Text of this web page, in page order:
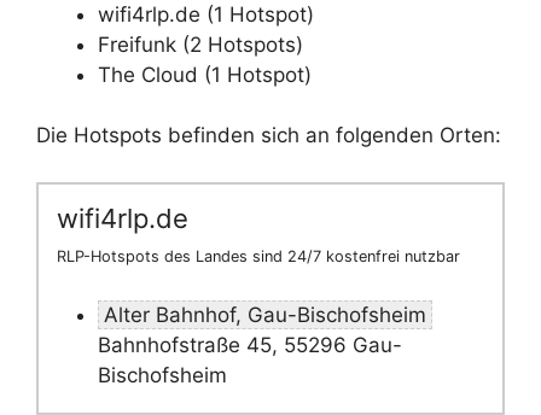
wifi4rlp.de (1 Hotspot)
Freifunk (2 Hotspots)
The Cloud (1 Hotspot)
Die Hotspots befinden sich an folgenden Orten:
wifi4rlp.de
RLP-Hotspots des Landes sind 24/7 kostenfrei nutzbar
Alter Bahnhof, Gau-Bischofsheim
Bahnhofstraße 45, 55296 Gau-
Bischofsheim